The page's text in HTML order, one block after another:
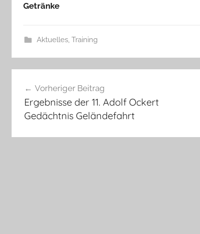
Getränke
Aktuelles, Training
Vorheriger Beitrag
Ergebnisse der 11. Adolf Ockert
Gedächtnis Geländefahrt